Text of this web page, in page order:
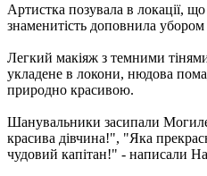
Артистка позувала в локації,
знаменитість доповнила убором
Легкий макіяж з темними
укладене в локони, нюдова
природно красивою.
Шанувальники засипали
красива дівчина!", "Яка
чудовий капітан!" - написали